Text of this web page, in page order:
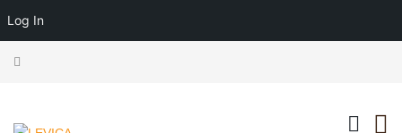
Log In